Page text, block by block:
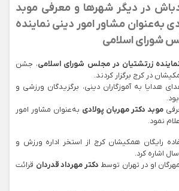
در دیگر شهرها و معرفی موبد
به‌عنوان مشاور امور دینی نماینده
شورای اسلامی
زرتشتیان در مجلس شورای اسلامی، جشن
هدایا به آموزگاران دینی، برگزیدگان ورزشی و
موبد دکتر مهربان پولادی به‌عنوان مشاور امور
نمود.
رایگان همکیشان کرج از استخر اداره ورزش و
اشاره کرد.
او در تهران توسط دکتر مهرداد قدردان قرائت